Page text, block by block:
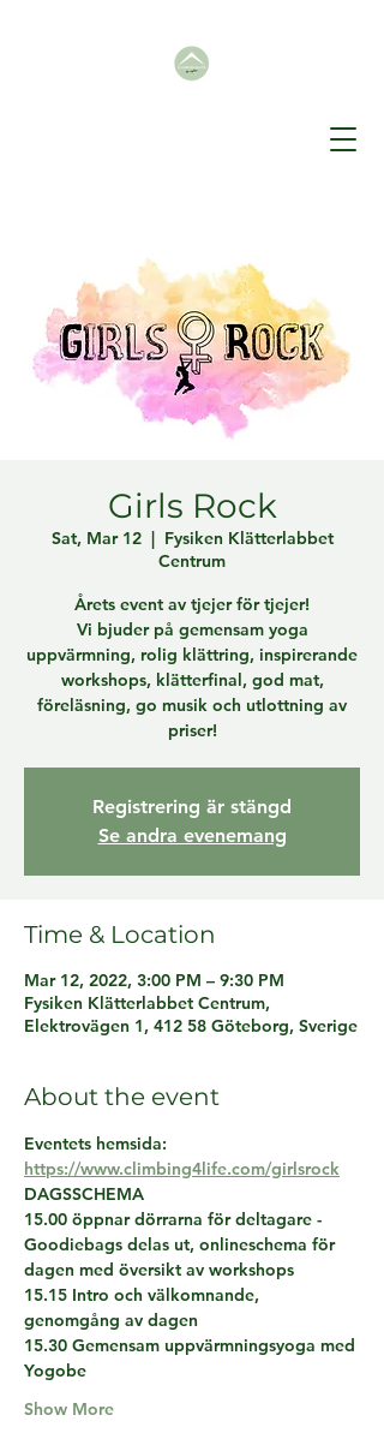
Girls Rock
Sat, Mar 12
  |
Fysiken Klätterlabbet
Centrum
Årets event av tjejer för tjejer!
Vi bjuder på gemensam yoga
uppvärmning, rolig klättring, inspirerande
workshops, klätterfinal, god mat,
föreläsning, go musik och utlottning av
priser!
Registrering är stängd
Se andra evenemang
Time & Location
Mar 12, 2022, 3:00 PM – 9:30 PM
Fysiken Klätterlabbet Centrum,
Elektrovägen 1, 412 58 Göteborg, Sverige
About the event
Eventets hemsida:
https://www.climbing4life.com/girlsrock
DAGSSCHEMA
15.00 öppnar dörrarna för deltagare -
Goodiebags delas ut, onlineschema för
dagen med översikt av workshops
15.15 Intro och välkomnande,
genomgång av dagen
15.30 Gemensam uppvärmningsyoga med
Yogobe
Show More